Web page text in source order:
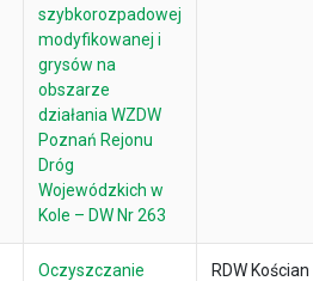
szybkorozpadowej
modyfikowanej i
grysów na
obszarze
działania WZDW
Poznań Rejonu
Dróg
Wojewódzkich w
Kole – DW Nr 263
Oczyszczanie
RDW Kościan